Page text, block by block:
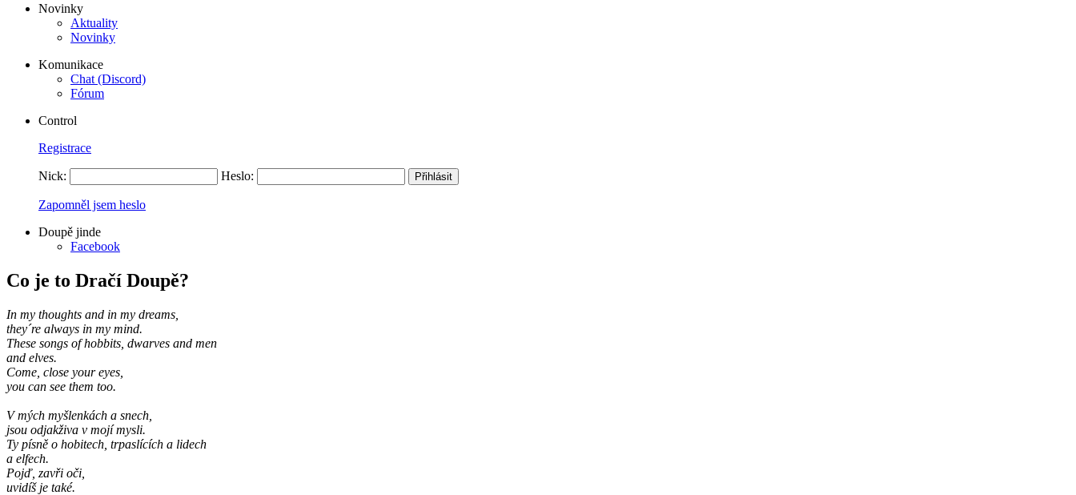
Novinky
Aktuality
Novinky
Komunikace
Chat (Discord)
Fórum
Control
Registrace
Nick: Heslo:
Zapomněl jsem heslo
Doupě jinde
Facebook
Co je to Dračí Doupě?
In my thoughts and in my dreams,
they´re always in my mind.
These songs of hobbits, dwarves and men
and elves.
Come, close your eyes,
you can see them too.
V mých myšlenkách a snech,
jsou odjakživa v mojí mysli.
Ty písně o hobitech, trpaslících a lidech
a elfech.
Pojď, zavři oči,
uvidíš je také.